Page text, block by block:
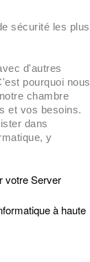
sécurité les plus
d'autres
pourquoi nous
chambre
et vos besoins.
dans
y
votre Server
à haute